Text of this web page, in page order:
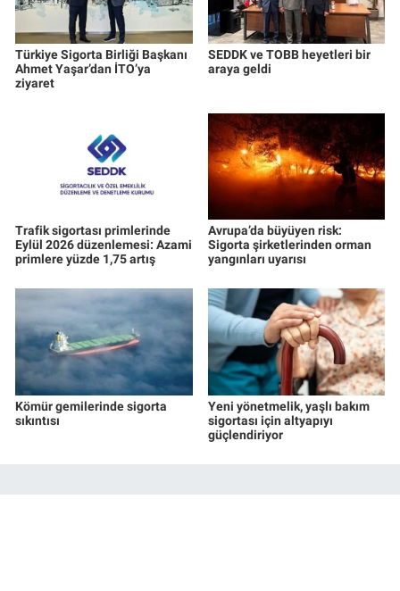
Türkiye Sigorta Birliği Başkanı
Ahmet Yaşar’dan İTO’ya
ziyaret
SEDDK ve TOBB heyetleri bir
araya geldi
Trafik sigortası primlerinde
Eylül 2026 düzenlemesi: Azami
primlere yüzde 1,75 artış
Avrupa’da büyüyen risk:
Sigorta şirketlerinden orman
yangınları uyarısı
Kömür gemilerinde sigorta
sıkıntısı
Yeni yönetmelik, yaşlı bakım
sigortası için altyapıyı
güçlendiriyor